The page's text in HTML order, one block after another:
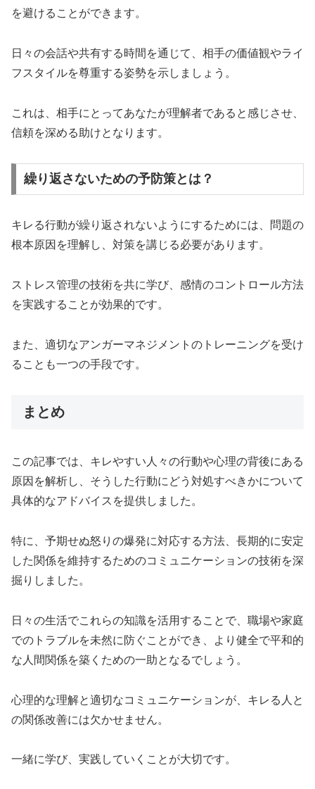
を避けることができます。
日々の会話や共有する時間を通じて、相手の価値観やライ
フスタイルを尊重する姿勢を示しましょう。
これは、相手にとってあなたが理解者であると感じさせ、
信頼を深める助けとなります。
繰り返さないための予防策とは？
キレる行動が繰り返されないようにするためには、問題の
根本原因を理解し、対策を講じる必要があります。
ストレス管理の技術を共に学び、感情のコントロール方法
を実践することが効果的です。
また、適切なアンガーマネジメントのトレーニングを受け
ることも一つの手段です。
まとめ
この記事では、キレやすい人々の行動や心理の背後にある
原因を解析し、そうした行動にどう対処すべきかについて
具体的なアドバイスを提供しました。
特に、予期せぬ怒りの爆発に対応する方法、長期的に安定
した関係を維持するためのコミュニケーションの技術を深
掘りしました。
日々の生活でこれらの知識を活用することで、職場や家庭
でのトラブルを未然に防ぐことができ、より健全で平和的
な人間関係を築くための一助となるでしょう。
心理的な理解と適切なコミュニケーションが、キレる人と
の関係改善には欠かせません。
一緒に学び、実践していくことが大切です。